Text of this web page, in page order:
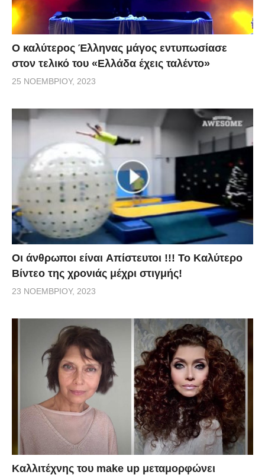
Ο καλύτερος Έλληνας μάγος εντυπωσίασε
στον τελικό του «Ελλάδα έχεις ταλέντο»
25 ΝΟΕΜΒΡΊΟΥ, 2023
Οι άνθρωποι είναι Aπίστευτοι !!! To Καλύτερο
Βίντεο της χρονιάς μέχρι στιγμής!
23 ΝΟΕΜΒΡΊΟΥ, 2023
Καλλιτέχνης του make up μεταμορφώνει